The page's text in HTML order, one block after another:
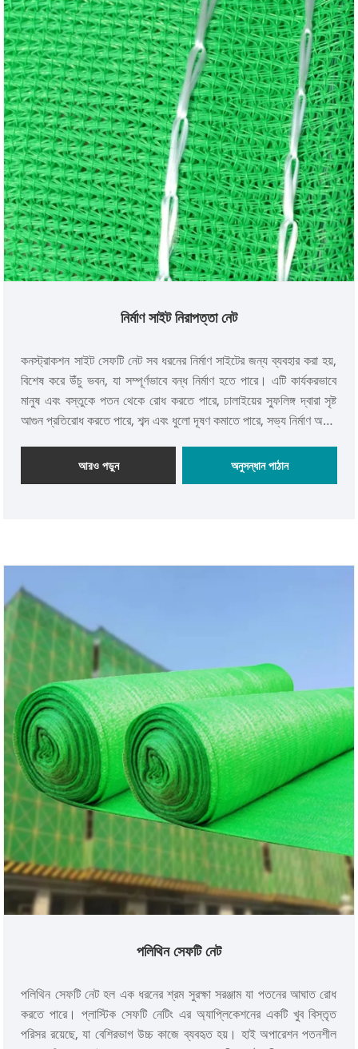
নির্মাণ সাইট নিরাপত্তা নেট
কনস্ট্রাকশন সাইট সেফটি নেট সব ধরনের নির্মাণ সাইটের জন্য ব্যবহার করা হয়,
বিশেষ করে উঁচু ভবন, যা সম্পূর্ণভাবে বন্ধ নির্মাণ হতে পারে। এটি কার্যকরভাবে
মানুষ এবং বস্তুকে পতন থেকে রোধ করতে পারে, ঢালাইয়ের স্ফুলিঙ্গ দ্বারা সৃষ্ট
আগুন প্রতিরোধ করতে পারে, শব্দ এবং ধুলো দূষণ কমাতে পারে, সভ্য নির্মাণ অর্জন
আরও পড়ুন অনুসন্ধান পাঠান
পলিথিন সেফটি নেট
পলিথিন সেফটি নেট হল এক ধরনের শ্রম সুরক্ষা সরঞ্জাম যা পতনের আঘাত রোধ
করতে পারে। প্লাস্টিক সেফটি নেটিং এর অ্যাপ্লিকেশনের একটি খুব বিস্তৃত
পরিসর রয়েছে, যা বেশিরভাগ উচ্চ কাজে ব্যবহৃত হয়। হাই অপারেশন পতনশীল